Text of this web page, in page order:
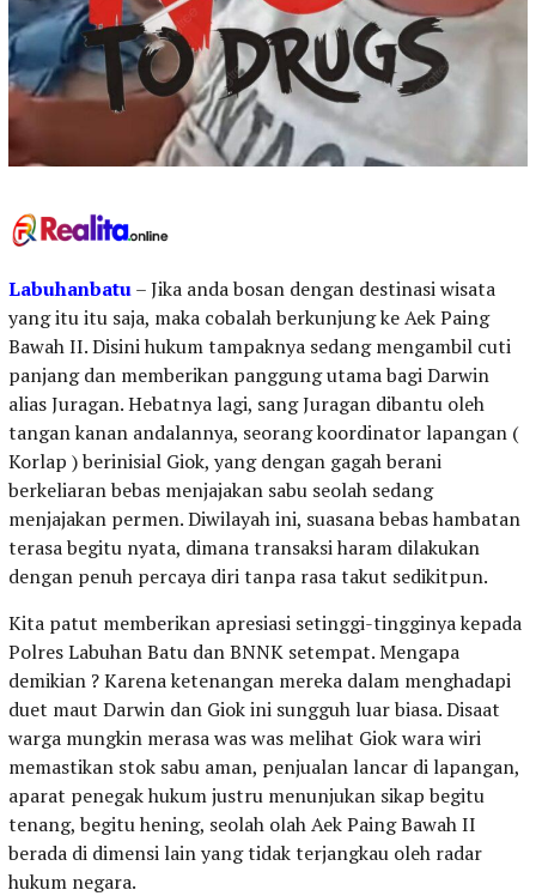
Labuhanbatu– Jika anda bosan dengan destinasi wisata
yang itu itu saja, maka cobalah berkunjung ke Aek Paing
Bawah II. Disini hukum tampaknya sedang mengambil cuti
panjang dan memberikan panggung utama bagi Darwin
alias Juragan. Hebatnya lagi, sang Juragan dibantu oleh
tangan kanan andalannya, seorang koordinator lapangan (
Korlap ) berinisial Giok, yang dengan gagah berani
berkeliaran bebas menjajakan sabu seolah sedang
menjajakan permen. Diwilayah ini, suasana bebas hambatan
terasa begitu nyata, dimana transaksi haram dilakukan
dengan penuh percaya diri tanpa rasa takut sedikitpun.
Kita patut memberikan apresiasi setinggi-tingginya kepada
Polres Labuhan Batu dan BNNK setempat. Mengapa
demikian ? Karena ketenangan mereka dalam menghadapi
duet maut Darwin dan Giok ini sungguh luar biasa. Disaat
warga mungkin merasa was was melihat Giok wara wiri
memastikan stok sabu aman, penjualan lancar di lapangan,
aparat penegak hukum justru menunjukan sikap begitu
tenang, begitu hening, seolah olah Aek Paing Bawah II
berada di dimensi lain yang tidak terjangkau oleh radar
hukum negara.